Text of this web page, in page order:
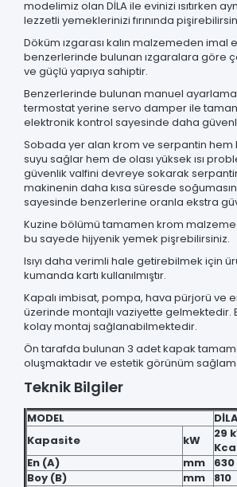
modelimiz olan DİLA ile evinizi ısıtırken
lezzetli yemeklerinizi fırınında
Döküm ızgarası kalın malzemeden imal
benzerlerinde bulunan ızgaralara göre
ve güçlü yapıya sahiptir.
Benzerlerinde bulunan manuel
termostat yerine servo damper ile
elektronik kontrol sayesinde daha
Sobada yer alan krom ve serpantin hem
suyu sağlar hem de olası yüksek ısı
güvenlik valfini devreye sokarak
makinenin daha kısa süresde
sayesinde benzerlerine oranla ekstra
Kuzine bölümü tamamen krom
bu sayede hijyenik yemek pişrebilirsiniz.
Isıyı daha verimli hale getirebilmek için
kumanda kartı kullanılmıştır.
Kapalı imbisat, pompa, hava pürjorü ve
üzerinde montajlı vaziyette gelmektedir.
kolay montaj sağlanabilmektedir.
Ön tarafda bulunan 3 adet kapak
oluşmaktadır ve estetik görünüm
Teknik Bilgiler
MODEL
Kapasite kW
29
En (A)
mm
630
Boy (B)
mm
810